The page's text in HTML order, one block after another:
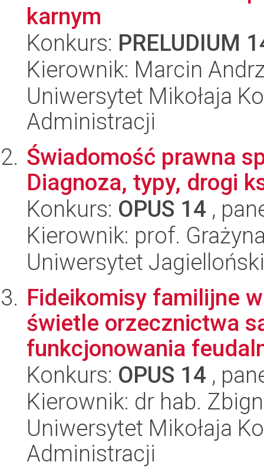
karnym
Konkurs: PRELUDIUM
Kierownik: Marcin
Uniwersytet Mikołaja
Administracji
Świadomość prawna
Diagnoza, typy, drogi
Konkurs: OPUS 14 ,
Kierownik: prof.
Uniwersytet
Fideikomisy familijne
świetle orzecznictwa
funkcjonowania
Konkurs: OPUS 14 ,
Kierownik: dr hab.
Uniwersytet Mikołaja
Administracji